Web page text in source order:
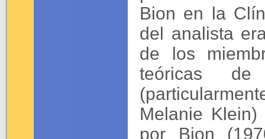
Bion en la
del analista
de los
teóricas de
Melanie
por Bion